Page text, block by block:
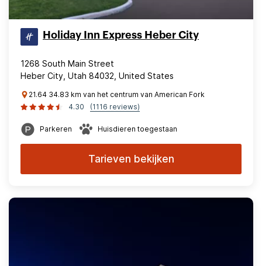
Holiday Inn Express Heber City
1268 South Main Street
Heber City, Utah 84032, United States
21.64 34.83 km van het centrum van American Fork
4.30
(1116 reviews)
Parkeren Huisdieren toegestaan
Tarieven bekijken